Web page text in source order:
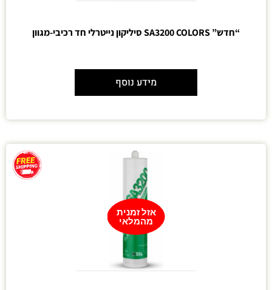
“חדש” SA3200 COLORS סיליקון נייטרלי חד רכיבי-מגוון
מידע נוסף
אזל זמנית
מהמלאי